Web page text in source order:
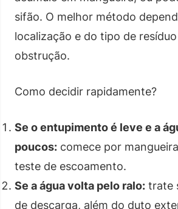
sifão. O melhor método
localização e do tipo de
obstrução.
Como decidir rapidamente?
Se o entupimento é leve e a
poucos: comece por
teste de escoamento.
Se a água volta pelo ralo: trate
de descarga, além do duto